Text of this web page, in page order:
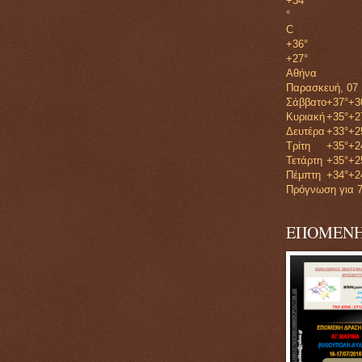
°
C
+36°
+27°
Αθήνα
Παρασκευή, 07
Σάββατο+37°+
Κυριακή+35°+
Δευτέρα +33°+
Τρίτη
+35°+
Τετάρτη +35°+
Πέμπτη +34°+
Πρόγνωση για